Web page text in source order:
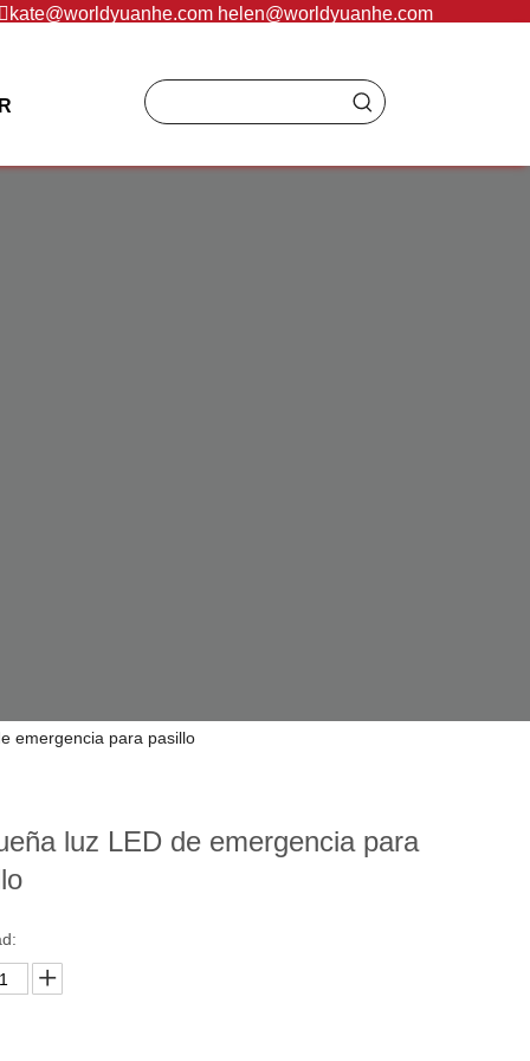
kate@worldyuanhe.com helen@worldyuanhe.com
emergencia para pasillo
luz LED de emergencia para